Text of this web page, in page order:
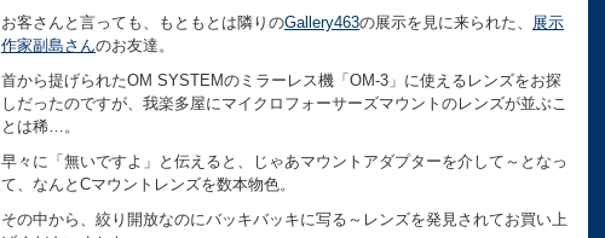
お客さんと言っても、もともとは隣りのGallery463の展示を見に来られた、 展示
作家副島さんのお友達。
首から提げられたOM SYSTEMのミラーレス機「OM-3」に使えるレンズをお探
しだったのですが、我楽多屋にマイクロフォーサーズマウントのレンズが並ぶこ
とは稀…。
早々に「無いですよ」と伝えると、じゃあマウントアダプターを介して～となっ
て、なんとCマウントレンズを数本物色。
その中から、絞り開放なのにバッキバッキに写る～レンズを発見されてお買い上